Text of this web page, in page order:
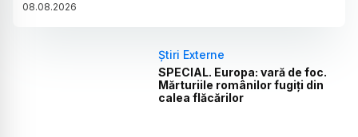
08.08.2026
Știri Externe
SPECIAL. Europa: vară de foc.
Mărturiile românilor fugiți din
calea flăcărilor